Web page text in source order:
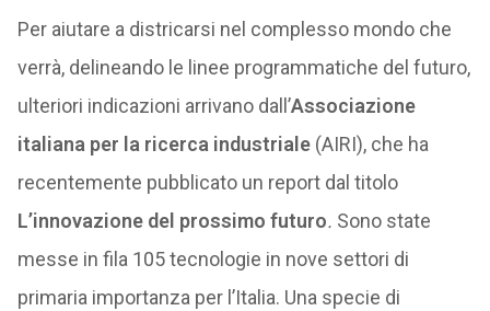
Per aiutare a districarsi nel complesso mondo che
verrà, delineando le linee programmatiche del futuro,
ulteriori indicazioni arrivano dall’Associazione
italiana per la ricerca industriale(AIRI), che ha
recentemente pubblicato un report dal titolo
L’innovazione del prossimo futuro. Sono state
messe in fila 105 tecnologie in nove settori di
primaria importanza per l’Italia. Una specie di